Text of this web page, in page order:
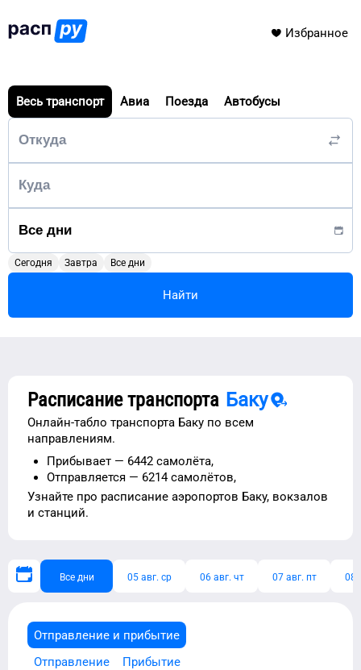
Избранное
Весь транспорт Авиа Поезда Автобусы
Сегодня Завтра Все дни
Найти
Расписание транспорта Баку
Онлайн-табло транспорта Баку по всем
направлениям.
Прибывает — 6442 самолёта,
Отправляется — 6214 самолётов,
Узнайте про расписание аэропортов Баку, вокзалов
и станций.
Все дни 05 авг. ср 06 авг. чт 07 авг. пт 08
Отправление и прибытие
Отправление
Прибытие